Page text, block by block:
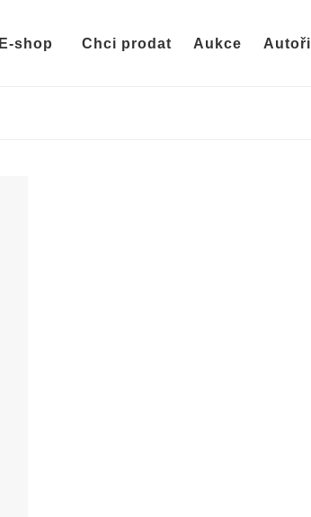
E-shop Chci prodat Aukce Autoři